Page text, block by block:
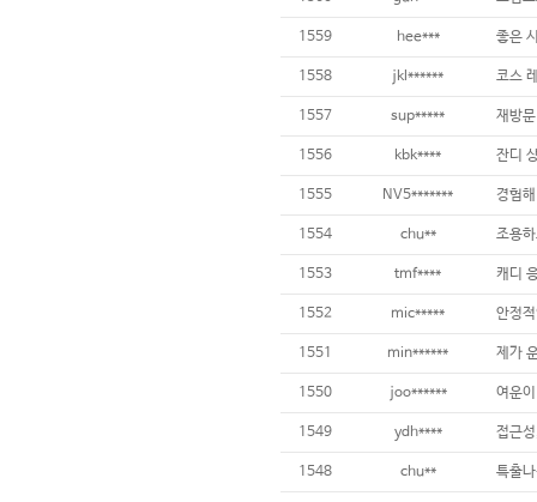
1559 hee*** 좋은
1558 jkl******
1557 sup***** 재방
1556 kbk****
1555 NV5*******
1554 chu**
1553 tmf****
1552 mic***** 안정
1551 min****** 제가
1550 joo******
1549 ydh****
1548 chu**